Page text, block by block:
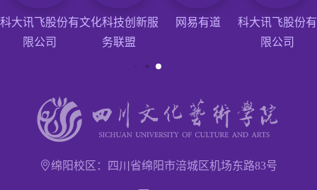
科大讯飞股份有
限公司
文化科技创新服
务联盟
网易有道
科大讯飞股份有
限公司
绵阳校区：四川省绵阳市涪城区机场东路83号